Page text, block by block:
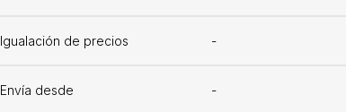
Igualación de precios -
Envía desde -